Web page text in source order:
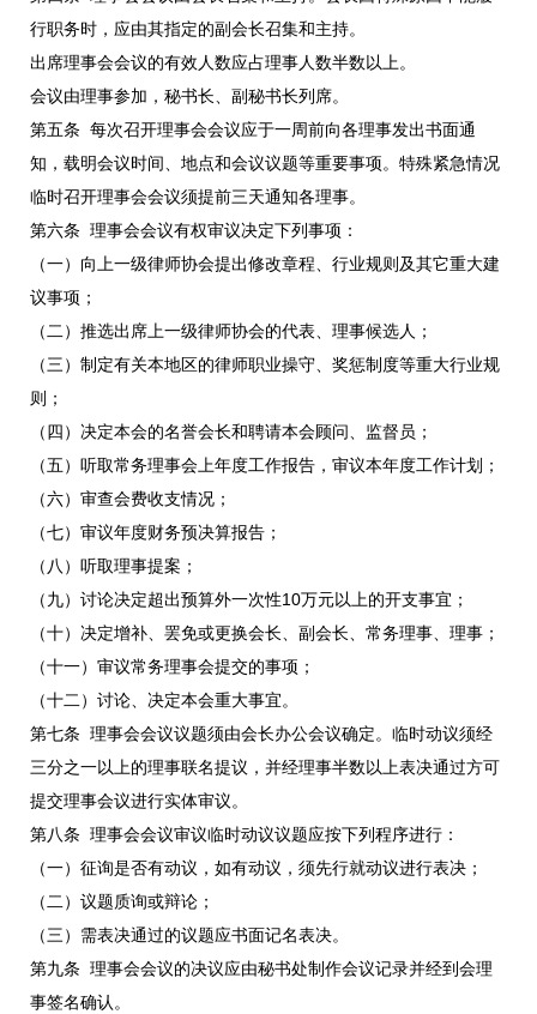
行职务时，应由其指定的副会长召集和主持。
出席理事会会议的有效人数应占理事人数半数以上。
会议由理事参加，秘书长、副秘书长列席。
第五条 每次召开理事会会议应于一周前向各理事发出书面通
知，载明会议时间、地点和会议议题等重要事项。特殊紧急情况
临时召开理事会会议须提前三天通知各理事。
第六条 理事会会议有权审议决定下列事项：
（一）向上一级律师协会提出修改章程、行业规则及其它重大建
议事项；
（二）推选出席上一级律师协会的代表、理事候选人；
（三）制定有关本地区的律师职业操守、奖惩制度等重大行业规
则；
（四）决定本会的名誉会长和聘请本会顾问、监督员；
（五）听取常务理事会上年度工作报告，审议本年度工作计划；
（六）审查会费收支情况；
（七）审议年度财务预决算报告；
（八）听取理事提案；
（九）讨论决定超出预算外一次性10万元以上的开支事宜；
（十）决定增补、罢免或更换会长、副会长、常务理事、理事；
（十一）审议常务理事会提交的事项；
（十二）讨论、决定本会重大事宜。
第七条 理事会会议议题须由会长办公会议确定。临时动议须经
三分之一以上的理事联名提议，并经理事半数以上表决通过方可
提交理事会议进行实体审议。
第八条 理事会会议审议临时动议议题应按下列程序进行：
（一）征询是否有动议，如有动议，须先行就动议进行表决；
（二）议题质询或辩论；
（三）需表决通过的议题应书面记名表决。
第九条 理事会会议的决议应由秘书处制作会议记录并经到会理
事签名确认。